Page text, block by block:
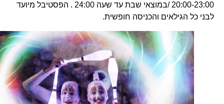
20:00-23:00 /במוצאי שבת עד שעה 24:00 . הפסטיבל מיועד
לבני כל הגילאים והכניסה חופשית.